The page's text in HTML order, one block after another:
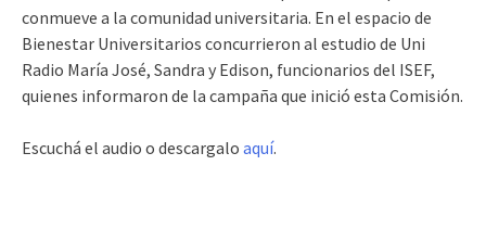
conmueve a la comunidad universitaria. En el espacio de
Bienestar Universitarios concurrieron al estudio de Uni
Radio María José, Sandra y Edison, funcionarios del ISEF,
quienes informaron de la campaña que inició esta Comisión.
Escuchá el audio o descargalo aquí.